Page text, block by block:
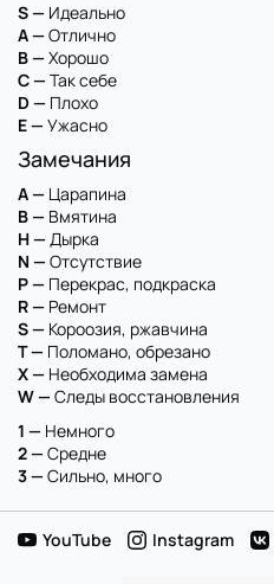
S — Идеально
A — Отлично
B — Хорошо
C — Так себе
D — Плохо
E — Ужасно
Замечания
A — Царапина
B — Вмятина
H — Дырка
N — Отсутствие
P — Перекрас, подкраска
R — Ремонт
S — Короозия, ржавчина
T — Поломано, обрезано
X — Необходима замена
W — Следы восстановления
1 — Немного
2 — Средне
3 — Сильно, много
YouTube Instagram